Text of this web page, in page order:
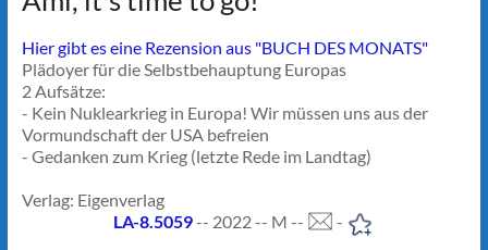
Hier gibt es eine Rezension aus "BUCH DES MONATS"
Plädoyer für die Selbstbehauptung Europas
2 Aufsätze:
- Kein Nuklearkrieg in Europa! Wir müssen uns aus der
Vormundschaft der USA befreien
- Gedanken zum Krieg (letzte Rede im Landtag)
Verlag: Eigenverlag
LA-8.5059-- 2022 -- M -- -